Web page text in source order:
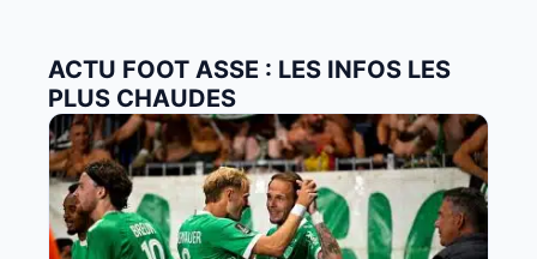
ACTU FOOT ASSE : LES INFOS LES
PLUS CHAUDES